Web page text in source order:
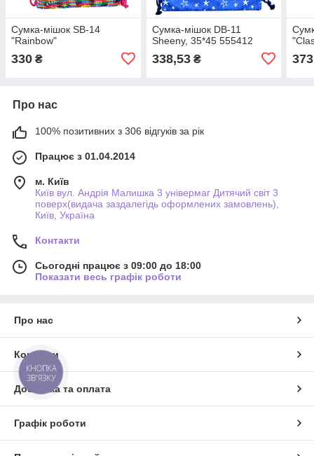
Сумка-мішок SB-14
"Rainbow"
330 ₴
Сумка-мішок DB-11
Sheeny, 35*45 555412
338,53₴
Про нас
100% позитивних з 306 відгуків за рік
Працює з 01.04.2014
м. Київ
Київ вул. Андрія Малишка 3 універмаг Дитячий світ 3
поверх(видача заздалегідь оформлених замовлень),
Київ, Україна
Контакти
Сьогодні працює з 09:00 до 18:00
Показати весь графік роботи
Про нас
Контакти
Доставка та оплата
Графік роботи
КНОПКА
ЗВ'ЯЗКУ